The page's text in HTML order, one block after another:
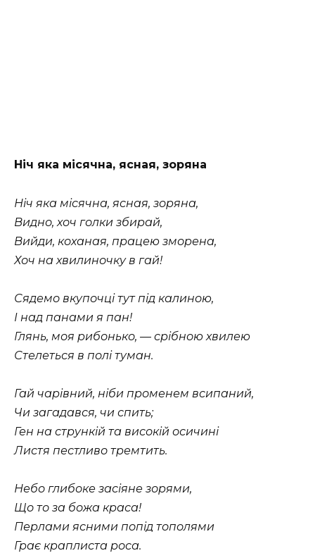
Ніч яка місячна, ясная, зоряна
Ніч яка місячна, ясная, зоряна,
Видно, хоч голки збирай,
Вийди, коханая, працею зморена,
Хоч на хвилиночку в гай!
Сядемо вкупочці тут під калиною,
І над панами я пан!
Глянь, моя рибонько, — срібною хвилею
Стелеться в полі туман.
Гай чарівний, ніби променем всипаний,
Чи загадався, чи спить;
Ген на стрункій та високій осичині
Листя пестливо тремтить.
Небо глибоке засіяне зорями,
Що то за божа краса!
Перлами ясними попід тополями
Грає краплиста роса.